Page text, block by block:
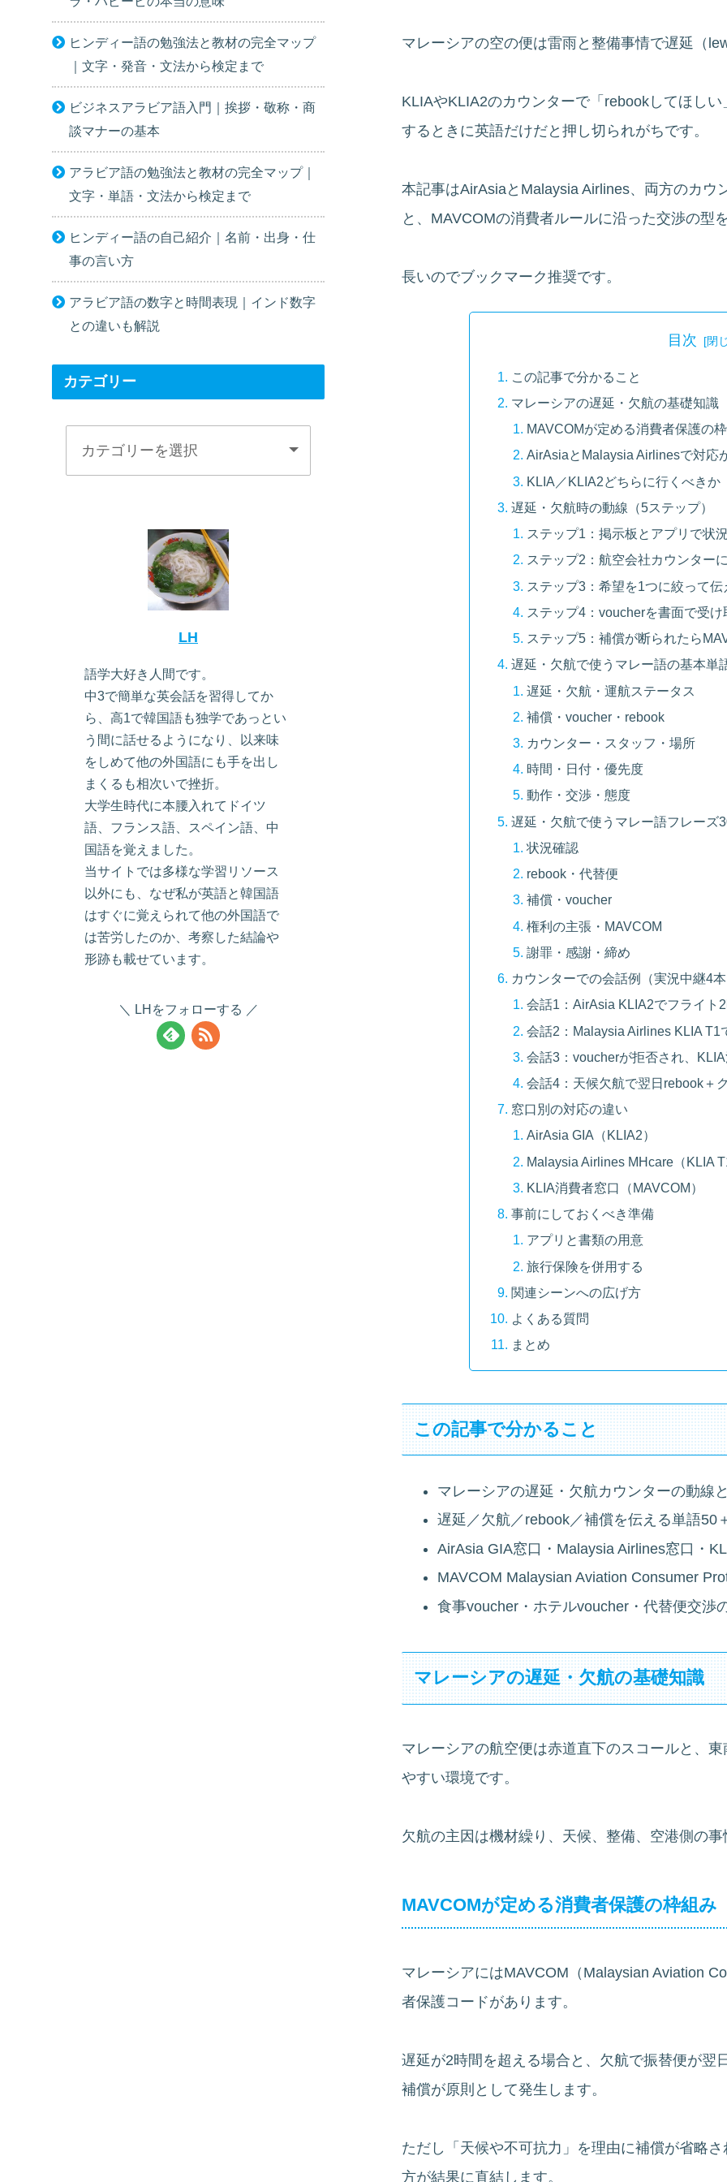
マレーシアの空の便は雷雨と整備事情で遅延（
KLIAやKLIA2のカウンターで「rebookしてほし
するときに英語だけだと押し切られがちです。
本記事はAirAsiaとMalaysia Airlines、両方のカ
と、MAVCOMの消費者ルールに沿った交渉の型
長いのでブックマーク推奨です。
目次
この記事で分かること
マレーシアの遅延・欠航の基礎知識
MAVCOMが定める消費者保護の
AirAsiaとMalaysia Airlinesで対応
KLIA／KLIA2どちらに行くべきか
遅延・欠航時の動線（5ステップ）
ステップ1：掲示板とアプリで状
ステップ2：航空会社カウンター
ステップ3：希望を1つに絞って伝
ステップ4：voucherを書面で受け
ステップ5：補償が断られたら
遅延・欠航で使うマレー語の基本単
遅延・欠航・運航ステータス
補償・voucher・rebook
カウンター・スタッフ・場所
時間・日付・優先度
動作・交渉・態度
遅延・欠航で使うマレー語フレーズ
状況確認
rebook・代替便
補償・voucher
権利の主張・MAVCOM
謝罪・感謝・締め
カウンターでの会話例（実況中継4
会話1：AirAsia KLIA2でフライト
会話2：Malaysia Airlines KLIA
会話3：voucherが拒否され、
会話4：天候欠航で翌日rebook＋
窓口別の対応の違い
AirAsia GIA（KLIA2）
Malaysia Airlines MHcare（KLIA
KLIA消費者窓口（MAVCOM）
事前にしておくべき準備
アプリと書類の用意
旅行保険を併用する
関連シーンへの広げ方
よくある質問
まとめ
この記事で分かること
マレーシアの遅延・欠航カウンターの動線
遅延／欠航／rebook／補償を伝える単語50
AirAsia GIA窓口・Malaysia Airlines窓口・
MAVCOM Malaysian Aviation Consumer
食事voucher・ホテルvoucher・代替便交渉
マレーシアの遅延・欠航の基礎知識
マレーシアの航空便は赤道直下のスコールと、
やすい環境です。
欠航の主因は機材繰り、天候、整備、空港側の
MAVCOMが定める消費者保護の枠組み
マレーシアにはMAVCOM（Malaysian Aviation
者保護コードがあります。
遅延が2時間を超える場合と、欠航で振替便が翌
補償が原則として発生します。
ただし「天候や不可抗力」を理由に補償が省略
方が結果に直結します。
ヒンディー語の勉強法と教材の完全マップ
｜文字・発音・文法から検定まで
ビジネスアラビア語入門｜挨拶・敬称・商
談マナーの基本
アラビア語の勉強法と教材の完全マップ｜
文字・単語・文法から検定まで
ヒンディー語の自己紹介｜名前・出身・仕
事の言い方
アラビア語の数字と時間表現｜インド数字
との違いも解説
カテゴリー
LH
語学大好き人間です。
中3で簡単な英会話を習得してか
ら、高1で韓国語も独学であっとい
う間に話せるようになり、以来味
をしめて他の外国語にも手を出し
まくるも相次いで挫折。
大学生時代に本腰入れてドイツ
語、フランス語、スペイン語、中
国語を覚えました。
当サイトでは多様な学習リソース
以外にも、なぜ私が英語と韓国語
はすぐに覚えられて他の外国語で
は苦労したのか、考察した結論や
形跡も載せています。
LHをフォローする